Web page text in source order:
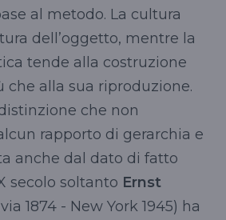
al metodo. La cultura
dell’oggetto, mentre la
tende alla costruzione
che alla sua riproduzione.
che non
rapporto di gerarchia e
anche dal dato di fatto
secolo soltanto Ernst
1874 - New York 1945) ha